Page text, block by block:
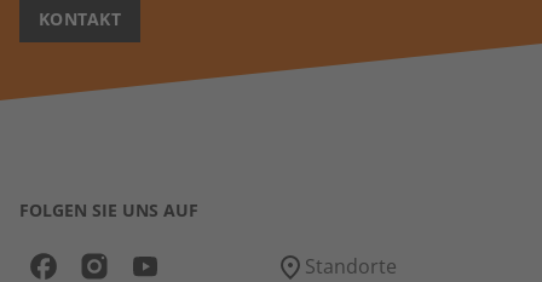
KONTAKT
FOLGEN SIE UNS AUF
Standorte